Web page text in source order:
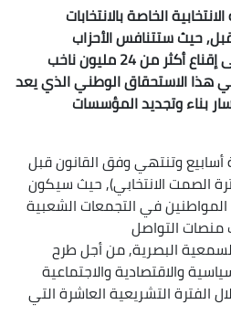
الخاصة بالانتخابات
المقبل, حيث ستتنافس الأحزاب
السياسية والقوائم الحرة على إقناع أكثر من 24 مليون ناخب
هذا الاستحقاق الوطني الذي يعد
بناء وتجديد المؤسسات
أسابيع وتنتهي وفق القانون قبل
الصمت الانتخابي), حيث سيكون
في التجمعات الشعبية
منصات التواصل
البصرية, من أجل طرح
والاقتصادية والاجتماعية
التشريعية العاشرة التي